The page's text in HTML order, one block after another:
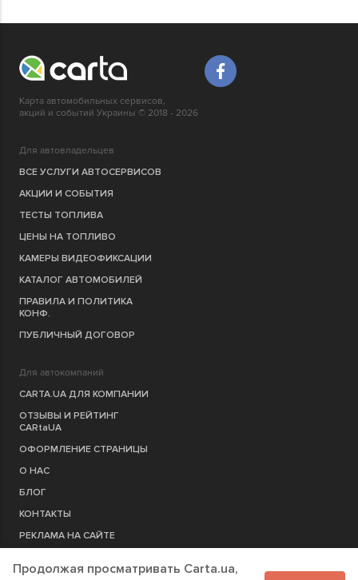
Карта автомобильных сервисов,
акций и событий Украины © 2018 - 2026
Для автовладельцев
ВСЕ УСЛУГИ АВТОСЕРВИСОВ
АКЦИИ И СОБЫТИЯ
ТЕСТЫ ТОПЛИВА
ЦЕНЫ НА ТОПЛИВО
КАМЕРЫ ВИДЕОФИКСАЦИИ
КАТАЛОГ АВТОМОБИЛЕЙ
ПРАВИЛА И ПОЛИТИКА
КОНФ.
ПУБЛИЧНЫЙ ДОГОВОР
Для автокомпаний
CARTA.UA ДЛЯ КОМПАНИИ
ОТЗЫВЫ И РЕЙТИНГ
CARtaUA
ОФОРМЛЕНИЕ СТРАНИЦЫ
О НАС
БЛОГ
КОНТАКТЫ
РЕКЛАМА НА САЙТЕ
Продолжая просматривать Carta.ua,